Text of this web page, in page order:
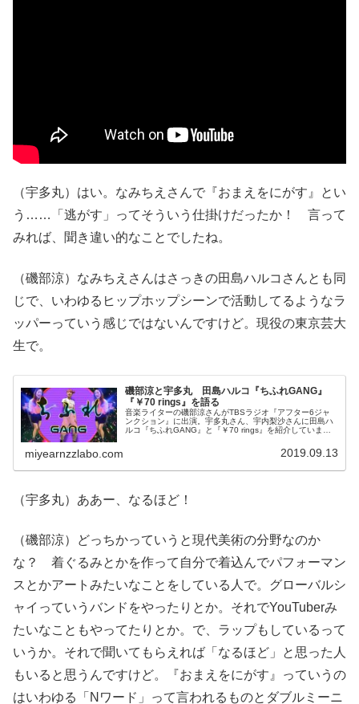
（宇多丸）はい。なみちえさんで『おまえをにがす』とい
う……「逃がす」ってそういう仕掛けだったか！ 言って
みれば、聞き違い的なことでしたね。
（磯部涼）なみちえさんはさっきの田島ハルコさんとも同
じで、いわゆるヒップホップシーンで活動してるようなラ
ッパーっていう感じではないんですけど。現役の東京芸大
生で。
磯部涼と宇多丸 田島ハルコ『ちふれGANG』
『￥70 rings』を語る
音楽ライターの磯部涼さんがTBSラジオ『アフター6ジャ
ンクション』に出演。宇多丸さん、宇内梨沙さんに田島ハ
ルコ『ちふれGANG』と『￥70 rings』を紹介していまし
miyearnzzlabo.com 2019.09.13
（宇多丸）ああー、なるほど！
（磯部涼）どっちかっていうと現代美術の分野なのか
な？ 着ぐるみとかを作って自分で着込んでパフォーマン
スとかアートみたいなことをしている人で。グローバルシ
ャイっていうバンドをやったりとか。それでYouTuberみ
たいなこともやってたりとか。で、ラップもしているって
いうか。それで聞いてもらえれば「なるほど」と思った人
もいると思うんですけど。『おまえをにがす』っていうの
はいわゆる「Nワード」って言われるものとダブルミーニ